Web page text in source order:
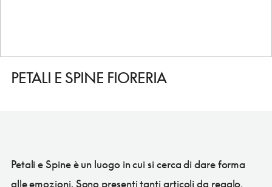
PETALI E SPINE FIORERIA
Petali e Spine è un luogo in cui si cerca di dare forma
alle emozioni. Sono presenti tanti articoli da regalo,